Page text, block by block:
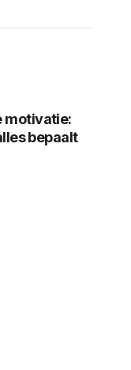
motivatie:
bepaalt